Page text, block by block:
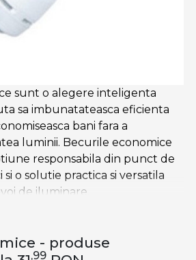
sunt o alegere inteligenta
sa imbunatateasca eficienta
bani fara a
luminii. Becurile economice
responsabila din punct de
o solutie practica si versatila
de iluminare.
becurile economice reusesc sa
claritate intr-un mod care
de energie. Indiferent daca
- produse
,99